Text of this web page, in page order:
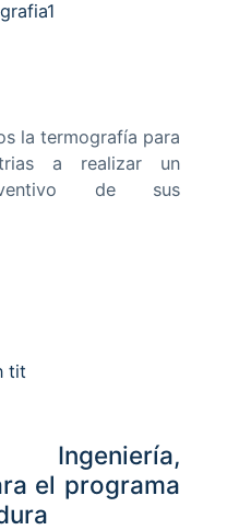
la termografía para
a realizar un
de sus
el programa